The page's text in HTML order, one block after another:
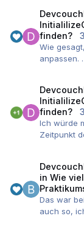
finden?
Wie
anpassen.
diese
Code liegt
die Datei
werden.
finden?
Ich würde
Zeitpunkt
in Wie
Das war
auch so,